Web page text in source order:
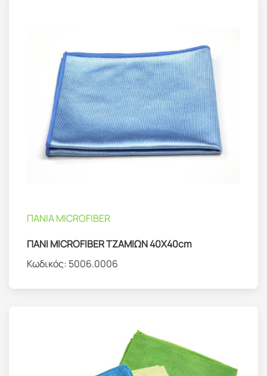
ΠΑΝΙΑ MICROFIBER
ΠΑΝΙ MICROFIBER ΤΖΑΜΙΩΝ 40X40cm
Κωδικός: 5006.0006